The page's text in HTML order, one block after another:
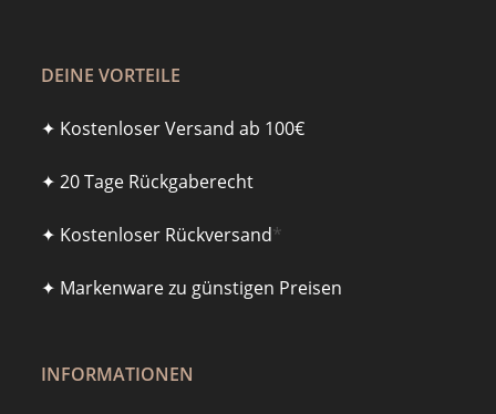
DEINE VORTEILE
✦ Kostenloser Versand ab 100€
✦ 20 Tage Rückgaberecht
✦ Kostenloser Rückversand*
✦ Markenware zu günstigen Preisen
INFORMATIONEN